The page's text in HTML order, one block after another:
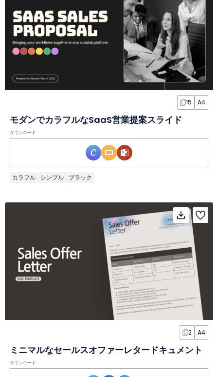
15 A4
モダンでカラフルなSaaS営業提案スライド
ダウンロード
カラフル シンプル ブラック
2 A4
ミニマルなセールスオファーレタードキュメント
ダウンロード